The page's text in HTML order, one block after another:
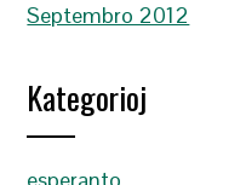
Septembro 2012
Kategorioj